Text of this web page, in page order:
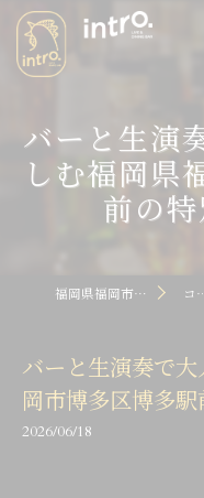
バーと生演
しむ福岡県
前の
福岡県福岡市のバーならintro dot コラム
バーと生演奏で
岡市博多区博多
2026/06/18